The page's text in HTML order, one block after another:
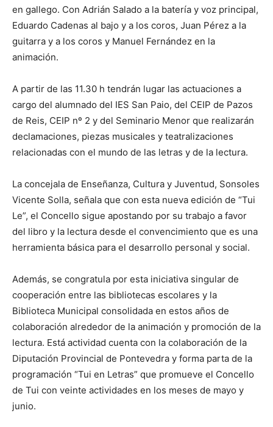
en gallego. Con Adrián Salado a la batería y voz principal,
Eduardo Cadenas al bajo y a los coros, Juan Pérez a la
guitarra y a los coros y Manuel Fernández en la
animación.
A partir de las 11.30 h tendrán lugar las actuaciones a
cargo del alumnado del IES San Paio, del CEIP de Pazos
de Reis, CEIP nº 2 y del Seminario Menor que realizarán
declamaciones, piezas musicales y teatralizaciones
relacionadas con el mundo de las letras y de la lectura.
La concejala de Enseñanza, Cultura y Juventud, Sonsoles
Vicente Solla, señala que con esta nueva edición de “Tui
Le”, el Concello sigue apostando por su trabajo a favor
del libro y la lectura desde el convencimiento que es una
herramienta básica para el desarrollo personal y social.
Además, se congratula por esta iniciativa singular de
cooperación entre las bibliotecas escolares y la
Biblioteca Municipal consolidada en estos años de
colaboración alrededor de la animación y promoción de la
lectura. Está actividad cuenta con la colaboración de la
Diputación Provincial de Pontevedra y forma parta de la
programación “Tui en Letras” que promueve el Concello
de Tui con veinte actividades en los meses de mayo y
junio.